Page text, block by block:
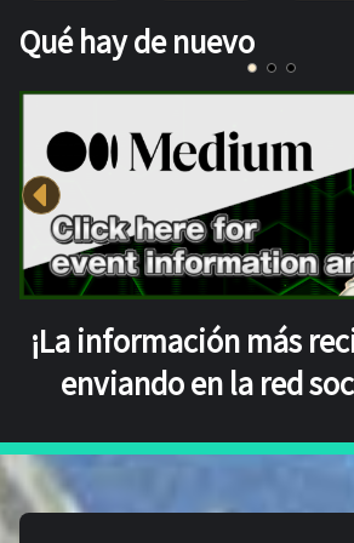
Qué hay de nuevo
¡La información más
enviando en la red